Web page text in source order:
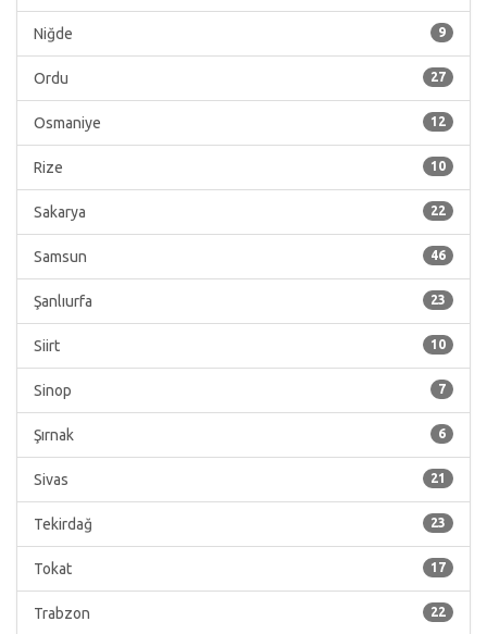
9
Niğde
27
Ordu
12
Osmaniye
10
Rize
22
Sakarya
46
Samsun
23
Şanlıurfa
10
Siirt
7
Sinop
6
Şırnak
21
Sivas
23
Tekirdağ
17
Tokat
22
Trabzon